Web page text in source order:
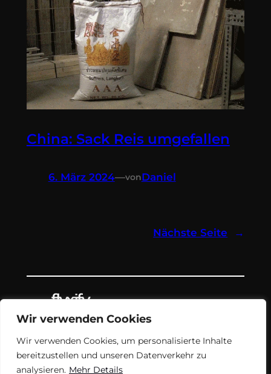
Wir verwenden Cookies
Wir verwenden Cookies, um personalisierte Inhalte
bereitzustellen und unseren Datenverkehr zu
analysieren. Mehr Details
China: Sack Reis umgefallen
6. März 2024—vonDaniel
Nächste Seite →
Teil des Nachrichtenangebots von
flyxify.